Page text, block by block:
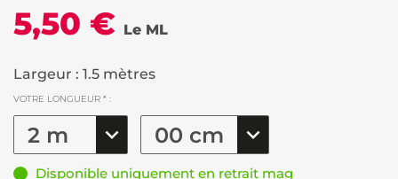
5,50 € Le ML
Largeur : 1.5 mètres
VOTRE LONGUEUR * :
Disponible uniquement en retrait mag